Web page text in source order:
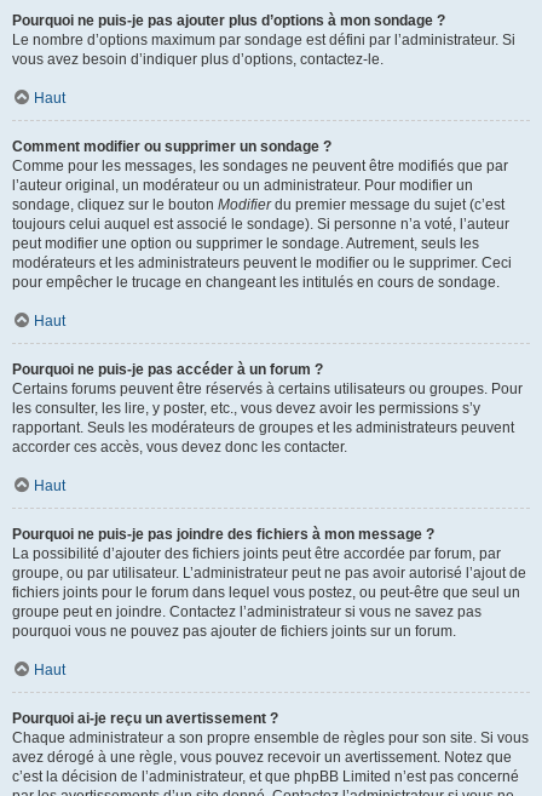
Pourquoi ne puis-je pas ajouter plus d’options à mon sondage ?
Le nombre d’options maximum par sondage est défini par l’administrateur. Si
vous avez besoin d’indiquer plus d’options, contactez-le.
Haut
Comment modifier ou supprimer un sondage ?
Comme pour les messages, les sondages ne peuvent être modifiés que par
l’auteur original, un modérateur ou un administrateur. Pour modifier un
sondage, cliquez sur le bouton Modifierdu premier message du sujet (c’est
toujours celui auquel est associé le sondage). Si personne n’a voté, l’auteur
peut modifier une option ou supprimer le sondage. Autrement, seuls les
modérateurs et les administrateurs peuvent le modifier ou le supprimer. Ceci
pour empêcher le trucage en changeant les intitulés en cours de sondage.
Haut
Pourquoi ne puis-je pas accéder à un forum ?
Certains forums peuvent être réservés à certains utilisateurs ou groupes. Pour
les consulter, les lire, y poster, etc., vous devez avoir les permissions s’y
rapportant. Seuls les modérateurs de groupes et les administrateurs peuvent
accorder ces accès, vous devez donc les contacter.
Haut
Pourquoi ne puis-je pas joindre des fichiers à mon message ?
La possibilité d’ajouter des fichiers joints peut être accordée par forum, par
groupe, ou par utilisateur. L’administrateur peut ne pas avoir autorisé l’ajout de
fichiers joints pour le forum dans lequel vous postez, ou peut-être que seul un
groupe peut en joindre. Contactez l’administrateur si vous ne savez pas
pourquoi vous ne pouvez pas ajouter de fichiers joints sur un forum.
Haut
Pourquoi ai-je reçu un avertissement ?
Chaque administrateur a son propre ensemble de règles pour son site. Si vous
avez dérogé à une règle, vous pouvez recevoir un avertissement. Notez que
c’est la décision de l’administrateur, et que phpBB Limited n’est pas concerné